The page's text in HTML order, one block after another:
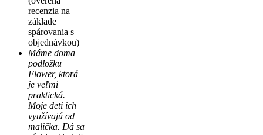
recenzia na
základe
spárovania s
objednávkou)
Máme doma
podložku
Flower, ktorá
je veľmi
praktická.
Moje deti ich
využívajú od
malička. Dá sa